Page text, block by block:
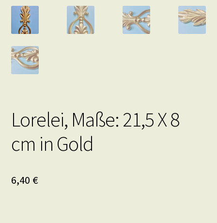
Lorelei, Maße: 21,5 X 8
cm in Gold
6,40 €